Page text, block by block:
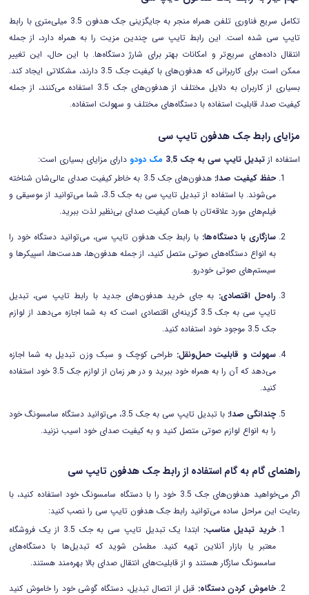
تکامل سریع فناوری تلفن همراه منجر به جایگزینی جک هدفون 3.5 میلی‌متری با رابط
تایپ سی شده است. این رابط تایپ سی چندین مزیت را به همراه دارد، از جمله
انتقال داده‌های سریع‌تر و امکانات بهتر برای شارژ دستگاه‌ها. با این حال، این تغییر
ممکن است برای کاربرانی که هدفون‌های با کیفیت جک 3.5 دارند، مشکلاتی ایجاد کند.
بسیاری از کاربران به دلایل مختلف از هدفون‌های جک 3.5 استفاده می‌کنند، از جمله
کیفیت صدا، قابلیت استفاده با دستگاه‌های مختلف و سهولت استفاده.
مزایای رابط جک هدفون تایپ سی
استفاده از تبدیل تایپ سی به جک 3.5 مک دودو دارای مزایای بسیاری است:
حفظ کیفیت صدا:
هدفون‌های جک 3.5 به خاطر کیفیت صدای عالی‌شان شناخته
می‌شوند. با استفاده از تبدیل تایپ سی به جک 3.5، شما می‌توانید از موسیقی و
فیلم‌های مورد علاقه‌تان با همان کیفیت صدای بی‌نظیر لذت ببرید.
سازگاری با دستگاه‌ها: با رابط جک هدفون تایپ سی، می‌توانید دستگاه خود را
به انواع دستگاه‌های صوتی متصل کنید، از جمله هدفون‌ها، هدست‌ها، اسپیکرها و
سیستم‌های صوتی خودرو.
راه‌حل اقتصادی: به جای خرید هدفون‌های جدید با رابط تایپ سی، تبدیل
تایپ سی به جک 3.5 گزینه‌ای اقتصادی است که به شما اجازه می‌دهد از لوازم
جک 3.5 موجود خود استفاده کنید.
سهولت و قابلیت حمل‌ونقل: طراحی کوچک و سبک وزن تبدیل به شما اجازه
می‌دهد که آن را به همراه خود ببرید و در هر زمان از لوازم جک 3.5 خود استفاده
کنید.
چندانگی صدا:
با تبدیل تایپ سی به جک 3.5، می‌توانید دستگاه سامسونگ خود
را به انواع لوازم صوتی متصل کنید و به کیفیت صدای خود اسیب نزنید.
راهنمای گام به گام استفاده از رابط جک هدفون تایپ سی
اگر می‌خواهید هدفون‌های جک 3.5 خود را با دستگاه سامسونگ خود استفاده کنید، با
رعایت این مراحل ساده می‌توانید رابط جک هدفون تایپ سی را نصب کنید:
خرید تبدیل مناسب:
ابتدا یک تبدیل تایپ سی به جک 3.5 از یک فروشگاه
معتبر یا بازار آنلاین تهیه کنید. مطمئن شوید که تبدیل‌ها با دستگاه‌های
سامسونگ سازگار هستند و از قابلیت‌های انتقال صدای بالا بهره‌مند هستند.
خاموش کردن دستگاه: قبل از اتصال تبدیل، دستگاه گوشی خود را خاموش کنید